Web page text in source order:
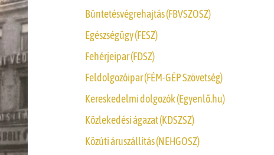
Büntetésvégrehajtás (FBVSZOSZ)
Egészségügy (FESZ)
Fehérjeipar (FDSZ)
Feldolgozóipar (FÉM-GÉP Szövetség)
Kereskedelmi dolgozók (Egyenlő.hu)
Közlekedési ágazat (KDSZSZ)
Közúti áruszállítás (NEHGOSZ)